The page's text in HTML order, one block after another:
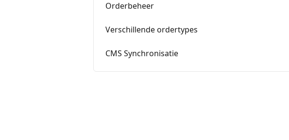
Orderbeheer
Verschillende ordertypes
CMS Synchronisatie